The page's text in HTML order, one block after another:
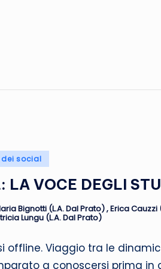
dei social
LA VOCE DEGLI
Bignotti (L.A. Dal Prato),Erica Cauzzi
Lungu (L.A. Dal Prato)
offline. Viaggio tra le
a conoscersi prima in